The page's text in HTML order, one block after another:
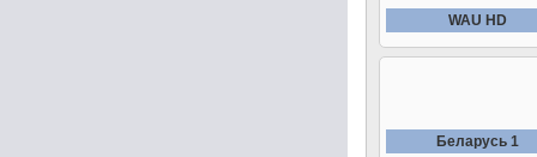
WAU HD
Беларусь 1